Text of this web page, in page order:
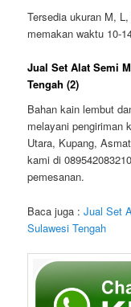
Tersedia ukuran M,
memakan waktu 10-
Jual Set Alat Semi
Tengah (2)
Bahan kain lembut
melayani pengiriman
Utara, Kupang,
kami di
pemesanan.
Baca juga :Jual Set
Sulawesi Tengah